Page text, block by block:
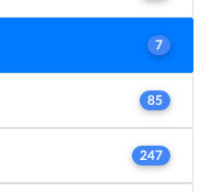
7
85
247